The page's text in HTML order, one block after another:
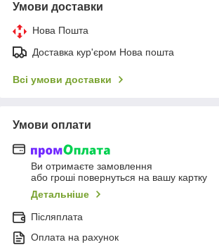
Умови доставки
Нова Пошта
Доставка кур'єром Нова пошта
Всі умови доставки
Умови оплати
Ви отримаєте замовлення
або гроші повернуться на вашу картку
Детальніше
Післяплата
Оплата на рахунок